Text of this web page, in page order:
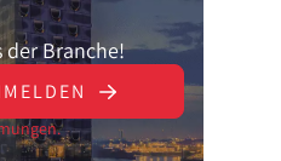
Branche!